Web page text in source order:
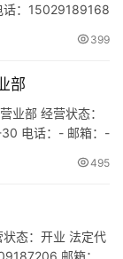
话：15029189168
市高新区丈八街办
399
部
业部 经营状态：
电话：- 邮箱：-
：- 经营范围：
495
态：开业 法定代
邮箱：